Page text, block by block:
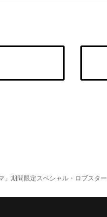
」期間限定スペシャル・ロブスタ